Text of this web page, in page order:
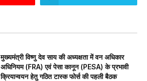
मुख्यमंत्री विष्णु देव साय की अध्यक्षता में वन अधिकार
अधिनियम (FRA) एवं पेसा कानून (PESA) के प्रभावी
क्रियान्वयन हेतु गठित टास्क फोर्स की पहली बैठक